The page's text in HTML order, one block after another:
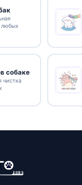
любых
собаке
чистка